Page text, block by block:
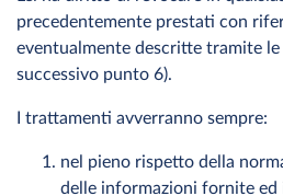
precedentemente prestati con
eventualmente descritte tramite le
successivo punto 6).
I trattamenti avverranno sempre:
nel pieno rispetto della
delle informazioni fornite ed